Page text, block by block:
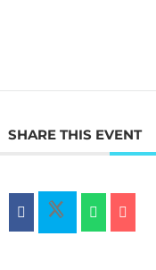
SHARE THIS EVENT